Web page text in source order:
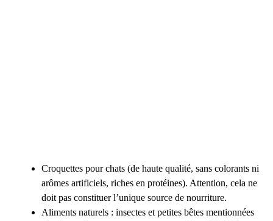
Croquettes pour chats (de haute qualité, sans colorants ni
arômes artificiels, riches en protéines). Attention, cela ne
doit pas constituer l’unique source de nourriture.
Aliments naturels : insectes et petites bêtes mentionnées